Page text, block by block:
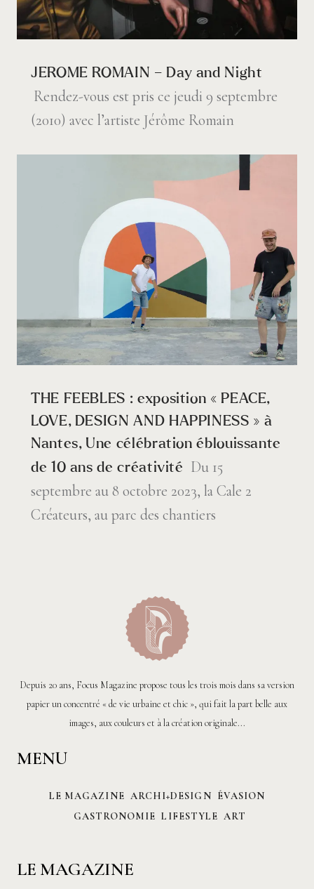
JEROME ROMAIN – Day and Night
Rendez-vous est pris ce jeudi 9 septembre
(2010) avec l’artiste Jérôme Romain
THE FEEBLES : exposition « PEACE,
LOVE, DESIGN AND HAPPINESS » à
Nantes, Une célébration éblouissante
de 10 ans de créativité
Du 15
septembre au 8 octobre 2023, la Cale 2
Créateurs, au parc des chantiers
Depuis 20 ans, Focus Magazine propose tous les trois mois dans sa version
papier un concentré « de vie urbaine et chic », qui fait la part belle aux
images, aux couleurs et à la création originale...
MENU
LE MAGAZINE ARCHI+DESIGN ÉVASION
GASTRONOMIE LIFESTYLE ART
LE MAGAZINE